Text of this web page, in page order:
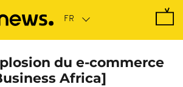
du e-commerce
Africa]